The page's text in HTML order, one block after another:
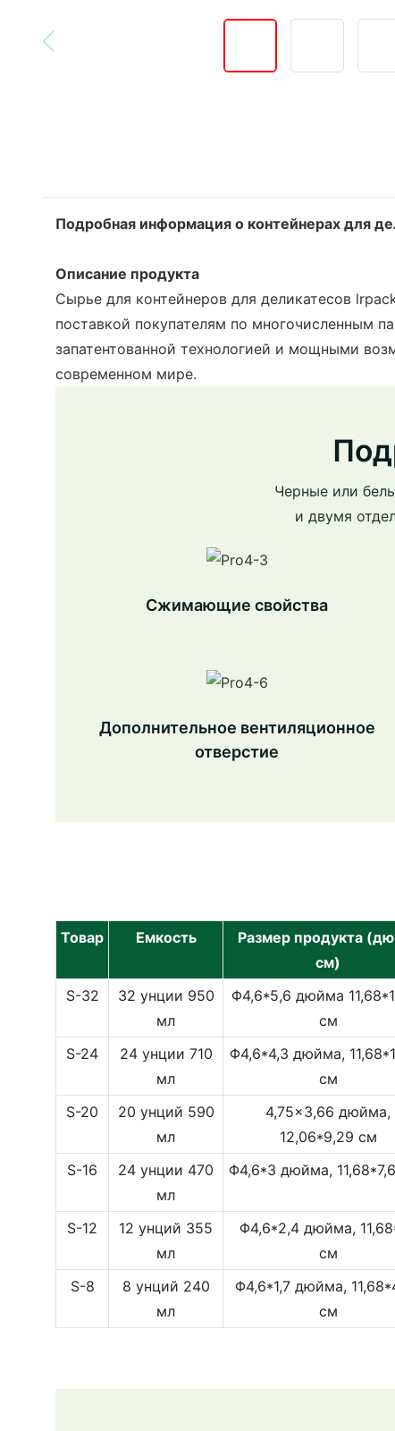
Подробная информация о контейнерах для
Описание продукта
Сырье для контейнеров для деликатесов
поставкой покупателям по многочисленным
запатентованной технологией и мощными
современном мире.
Черные или
и двумя
Сжимающие свойства
Дополнительное вентиляционное
отверстие
Товар Емкость
Размер продукта
см)
S-32
32 унции 950
мл
Φ4,6*5,6 дюйма
см
S-24
24 унции 710
мл
Φ4,6*4,3 дюйма,
см
S-20
20 унций 590
мл
4,75x3,66 дюйма,
12,06*9,29 см
S-16
24 унции 470
мл
Φ4,6*3 дюйма,
S-12
12 унций 355
мл
Φ4,6*2,4 дюйма,
см
S-8
8 унций 240
мл
Φ4,6*1,7 дюйма,
см